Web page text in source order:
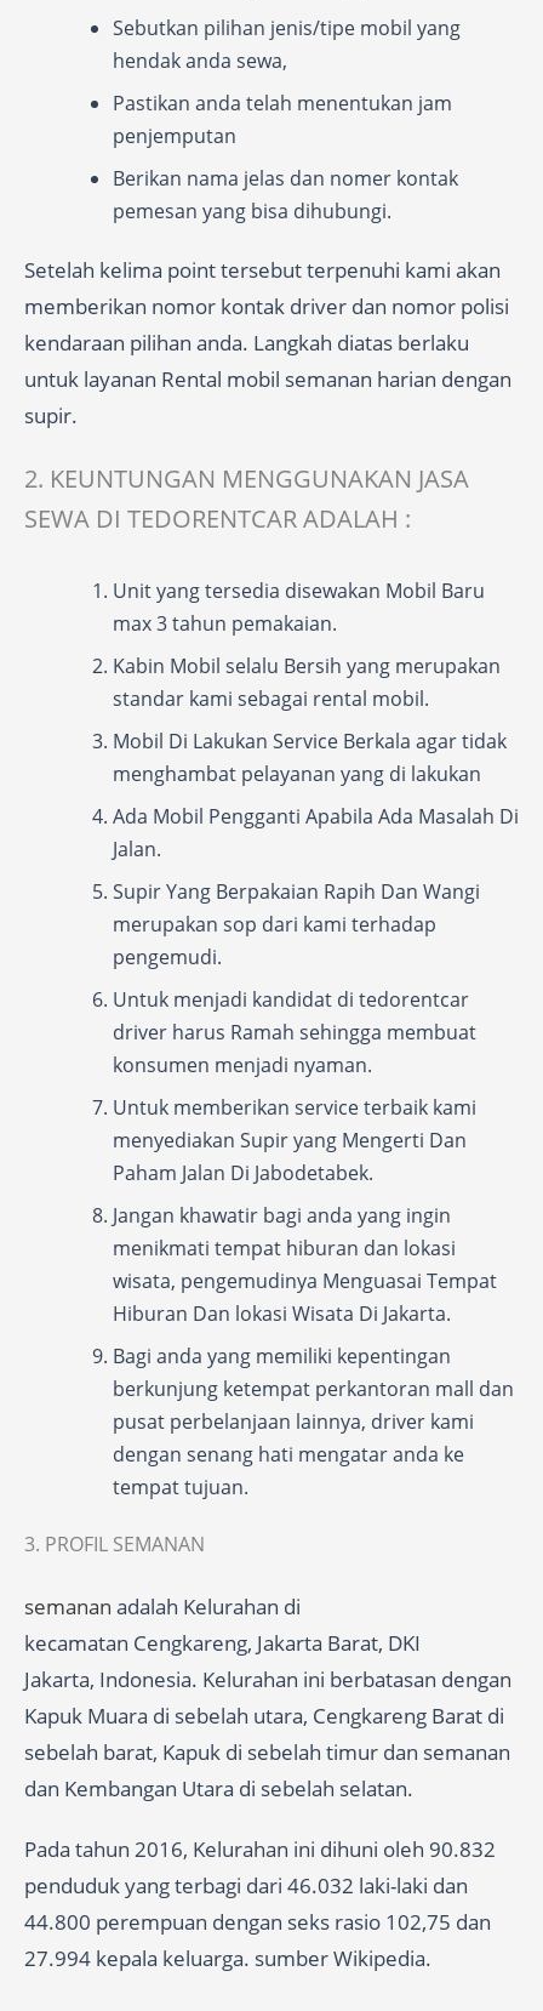
Sebutkan pilihan jenis/tipe mobil yang
hendak anda sewa,
Pastikan anda telah menentukan jam
penjemputan
Berikan nama jelas dan nomer kontak
pemesan yang bisa dihubungi.
Setelah kelima point tersebut terpenuhi kami akan
memberikan nomor kontak driver dan nomor polisi
kendaraan pilihan anda. Langkah diatas berlaku
untuk layanan Rental mobil semanan harian dengan
supir.
2. KEUNTUNGAN MENGGUNAKAN JASA
SEWA DI TEDORENTCAR ADALAH :
Unit yang tersedia disewakan Mobil Baru
max 3 tahun pemakaian.
Kabin Mobil selalu Bersih yang merupakan
standar kami sebagai rental mobil.
Mobil Di Lakukan Service Berkala agar tidak
menghambat pelayanan yang di lakukan
Ada Mobil Pengganti Apabila Ada Masalah Di
Jalan.
Supir Yang Berpakaian Rapih Dan Wangi
merupakan sop dari kami terhadap
pengemudi.
Untuk menjadi kandidat di tedorentcar
driver harus Ramah sehingga membuat
konsumen menjadi nyaman.
Untuk memberikan service terbaik kami
menyediakan Supir yang Mengerti Dan
Paham Jalan Di Jabodetabek.
Jangan khawatir bagi anda yang ingin
menikmati tempat hiburan dan lokasi
wisata, pengemudinya Menguasai Tempat
Hiburan Dan lokasi Wisata Di Jakarta.
Bagi anda yang memiliki kepentingan
berkunjung ketempat perkantoran mall dan
pusat perbelanjaan lainnya, driver kami
dengan senang hati mengatar anda ke
tempat tujuan.
3. PROFIL SEMANAN
semanan adalah Kelurahan di
kecamatan Cengkareng, Jakarta Barat, DKI
Jakarta, Indonesia. Kelurahan ini berbatasan dengan
Kapuk Muara di sebelah utara, Cengkareng Barat di
sebelah barat, Kapuk di sebelah timur dan semanan
dan Kembangan Utara di sebelah selatan.
Pada tahun 2016, Kelurahan ini dihuni oleh 90.832
penduduk yang terbagi dari 46.032 laki-laki dan
44.800 perempuan dengan seks rasio 102,75 dan
27.994 kepala keluarga. sumber Wikipedia.